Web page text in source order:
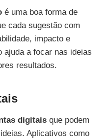
é uma boa forma de
cada sugestão com
impacto e
a focar nas ideias
resultados.
digitais que podem
Aplicativos como